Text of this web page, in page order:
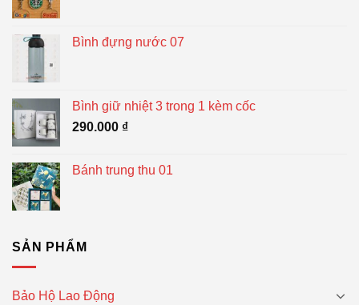
Bình đựng nước 07
Bình giữ nhiệt 3 trong 1 kèm cốc
290.000 ₫
Bánh trung thu 01
SẢN PHẨM
Bảo Hộ Lao Động